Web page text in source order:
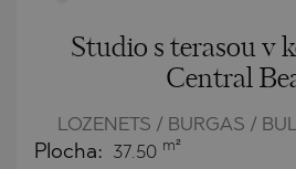
Studio s terasou v
Central
LOZENETS / BURGAS /
Plocha: 37.50 m²